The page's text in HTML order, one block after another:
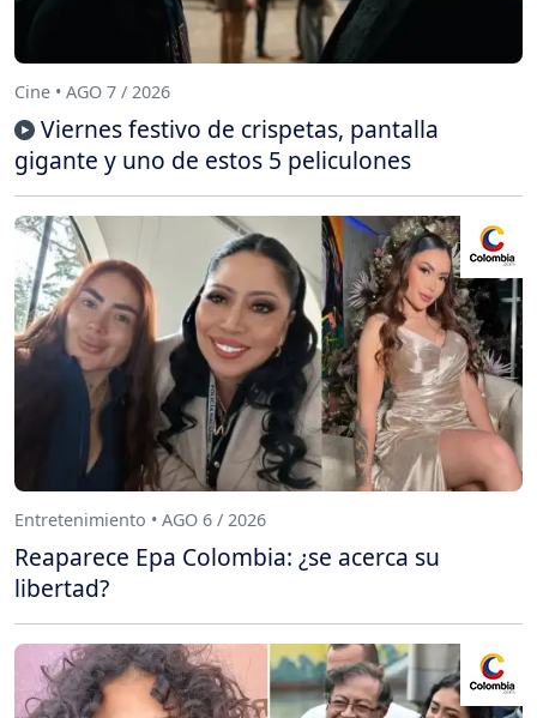
Cine • AGO 7 / 2026
Viernes festivo de crispetas, pantalla
gigante y uno de estos 5 peliculones
Entretenimiento • AGO 6 / 2026
Reaparece Epa Colombia: ¿se acerca su
libertad?